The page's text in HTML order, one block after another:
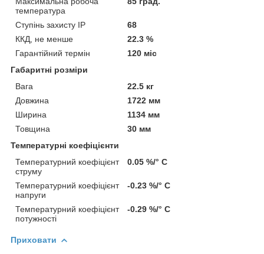
температура
Ступінь захисту IP
68
ККД, не менше
22.3 %
Гарантійний термін
120 міс
Габаритні розміри
Вага
22.5 кг
Довжина
1722 мм
Ширина
1134 мм
Товщина
30 мм
Температурні коефіцієнти
Температурний коефіцієнт
струму
0.05 %/° С
Температурний коефіцієнт
напруги
-0.23 %/° С
Температурний коефіцієнт
потужності
-0.29 %/° С
Приховати